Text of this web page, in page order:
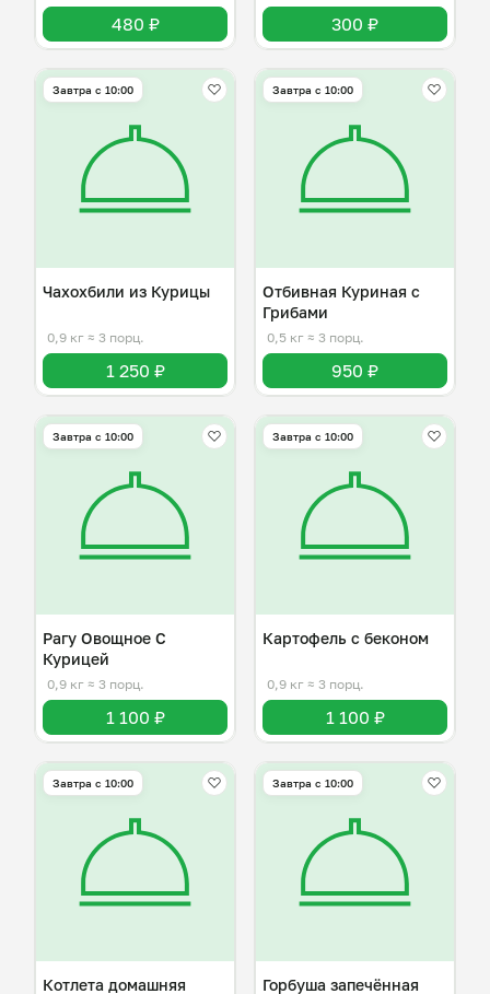
480 ₽ 300 ₽
Завтра c 10:00
Чахохбили из Курицы
0,9 кг ≈ 3 порц.
1 250 ₽
Завтра c 10:00
Отбивная Куриная с
Грибами
0,5 кг ≈ 3 порц.
950 ₽
Завтра c 10:00
Рагу Овощное С
Курицей
0,9 кг ≈ 3 порц.
1 100 ₽
Завтра c 10:00
Картофель с беконом
0,9 кг ≈ 3 порц.
1 100 ₽
Завтра c 10:00
Котлета домашняя
Завтра c 10:00
Горбуша запечённая